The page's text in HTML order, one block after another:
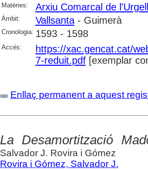
Matèries:
Arxiu Comarcal de l'Urgell
Àmbit: Vallsanta- Guimerà
Cronologia: 1593 - 1598
Accés:
https://xac.gencat.cat/
7-reduit.pdf[exemplar
Enllaç permanent a aquest
La Desamortització
Salvador J. Rovira i Gómez
Rovira i Gómez, Salvador J.